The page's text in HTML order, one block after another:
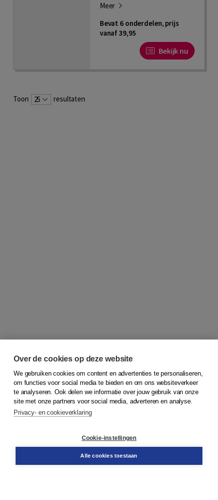
Meer
Bevat 6 onderdelen, prijs
vanaf 39,95
Bekijk nu
Toon 25 resultaten
© 2026Koninklijke Boom uitgevers
Bestellen
Over de cookies op deze website
We gebruiken cookies om content en advertenties te personaliseren,
om functies voor social media te bieden en om ons websiteverkeer
te analyseren. Ook delen we informatie over jouw gebruik van onze
site met onze partners voor social media, adverteren en analyse.
Privacy- en cookieverklaring
Cookie-instellingen
Alle cookies toestaan